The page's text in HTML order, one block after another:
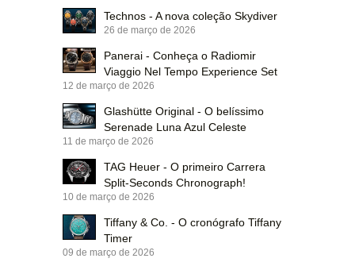
Technos - A nova coleção Skydiver
26 de março de 2026
Panerai - Conheça o Radiomir
Viaggio Nel Tempo Experience Set
12 de março de 2026
Glashütte Original - O belíssimo
Serenade Luna Azul Celeste
11 de março de 2026
TAG Heuer - O primeiro Carrera
Split-Seconds Chronograph!
10 de março de 2026
Tiffany & Co. - O cronógrafo Tiffany
Timer
09 de março de 2026